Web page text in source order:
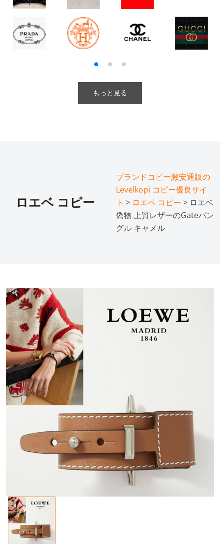
もっと見る
ロエベ コピー
ブランドコピー激安通販の
Levelkopi コピー優良サイ
ト > ロエベ コピー > ロエベ
偽物 上質レザーのGateバン
グル キャメル